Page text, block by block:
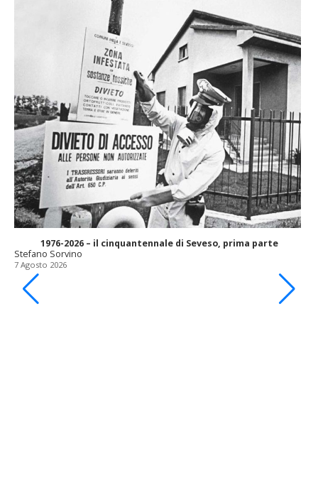
1976-2026 – il cinquantennale di Seveso, prima parte
Stefano Sorvino
7 Agosto 2026